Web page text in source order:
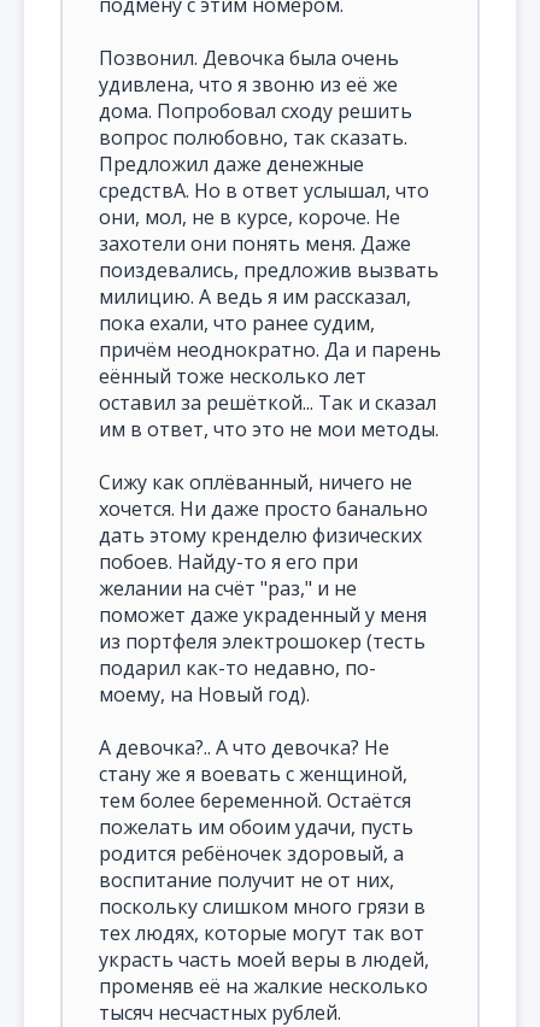
Позвонил. Девочка была очень
удивлена, что я звоню из её же
дома. Попробовал сходу решить
вопрос полюбовно, так сказать.
Предложил даже денежные
средствА. Но в ответ услышал, что
они, мол, не в курсе, короче. Не
захотели они понять меня. Даже
поиздевались, предложив вызвать
милицию. А ведь я им рассказал,
пока ехали, что ранее судим,
причём неоднократно. Да и парень
еённый тоже несколько лет
оставил за решёткой... Так и сказал
им в ответ, что это не мои методы.
Сижу как оплёванный, ничего не
хочется. Ни даже просто банально
дать этому кренделю физических
побоев. Найду-то я его при
желании на счёт "раз," и не
поможет даже украденный у меня
из портфеля электрошокер (тесть
подарил как-то недавно, по-
моему, на Новый год).
А девочка?.. А что девочка? Не
стану же я воевать с женщиной,
тем более беременной. Остаётся
пожелать им обоим удачи, пусть
родится ребёночек здоровый, а
воспитание получит не от них,
поскольку слишком много грязи в
тех людях, которые могут так вот
украсть часть моей веры в людей,
променяв её на жалкие несколько
тысяч несчастных рублей.